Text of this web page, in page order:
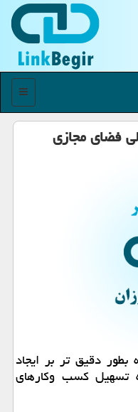
منو
فضای مجازی
دقیق تر بر ایجاد
تسهیل کسب وکارهای